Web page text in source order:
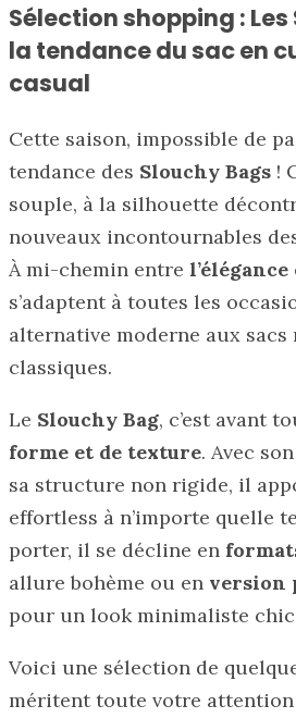
Sélection shopping :
la tendance du sac en
casual
Cette saison, impossible de
tendance des Slouchy Bags !
souple, à la silhouette
nouveaux incontournables
À mi-chemin entre l’élégance
s’adaptent à toutes les
alternative moderne aux
classiques.
Le Slouchy Bag, c’est avant
forme et de texture. Avec
sa structure non rigide, il
effortless à n’importe quelle
porter, il se décline en
allure bohème ou en version
pour un look minimaliste
Voici une sélection de
méritent toute votre attention